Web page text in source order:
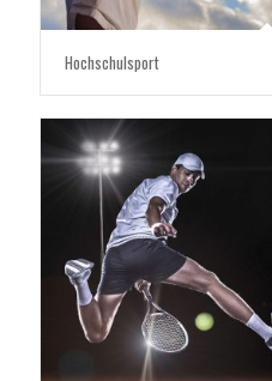
Hochschulsport